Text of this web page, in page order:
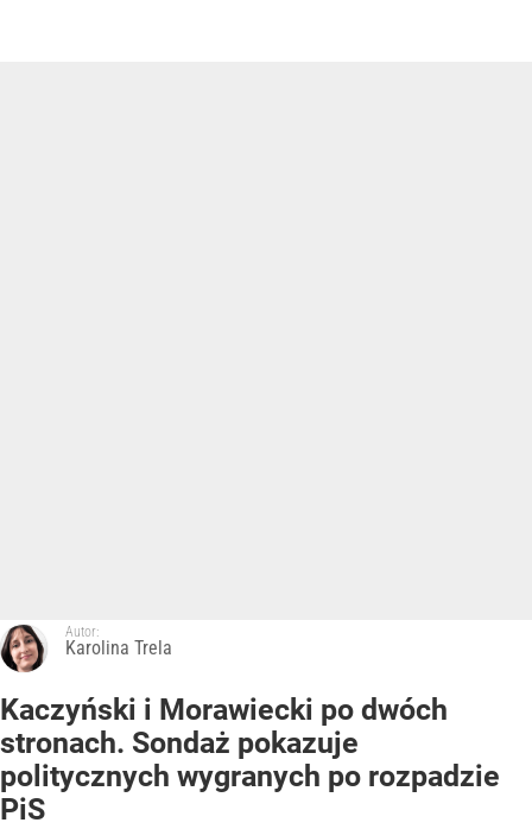
Autor:
Karolina Trela
Kaczyński i Morawiecki po dwóch
stronach. Sondaż pokazuje
politycznych wygranych po rozpadzie
PiS